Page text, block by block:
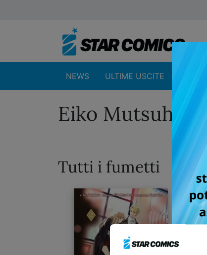
NEWS ULTIME USCITE
Eiko Mutsuhana
Tutti i fumetti